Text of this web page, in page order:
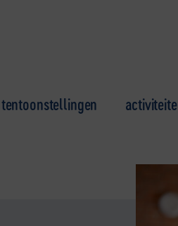
tentoonstellingen